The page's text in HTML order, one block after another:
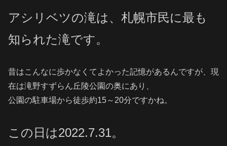
アシリベツの滝は、札幌市民に最も
知られた滝です。
昔はこんなに歩かなくてよかった記憶があるんですが、現
在は滝野すずらん丘陵公園の奥にあり、
公園の駐車場から徒歩約15～20分ですかね。
この日は2022.7.31。